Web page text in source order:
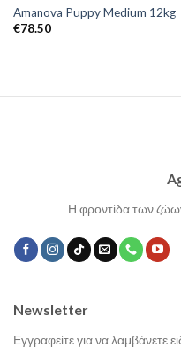
Amanova Puppy Medium 12kg
€78.50
Η φροντίδα των
Newsletter
Εγγραφείτε για να λαμβάνετε